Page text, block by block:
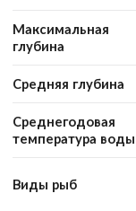
Максимальная
глубина
Средняя глубина
Среднегодовая
температура воды
Виды рыб